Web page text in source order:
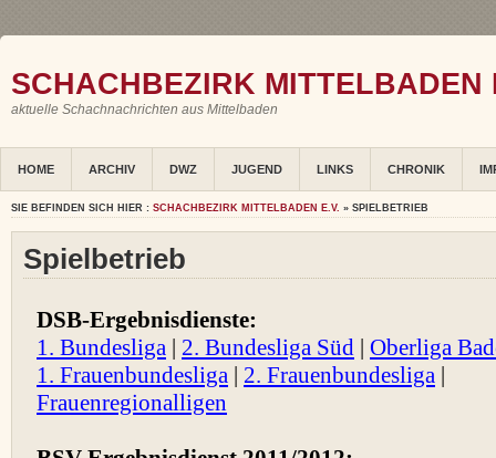
SCHACHBEZIRK MITTELBADEN
aktuelle Schachnachrichten aus Mittelbaden
HOME ARCHIV DWZ JUGEND LINKS CHRONIK
SIE BEFINDEN SICH HIER : SCHACHBEZIRK MITTELBADEN E.V. » SPIELBETRIEB
Spielbetrieb